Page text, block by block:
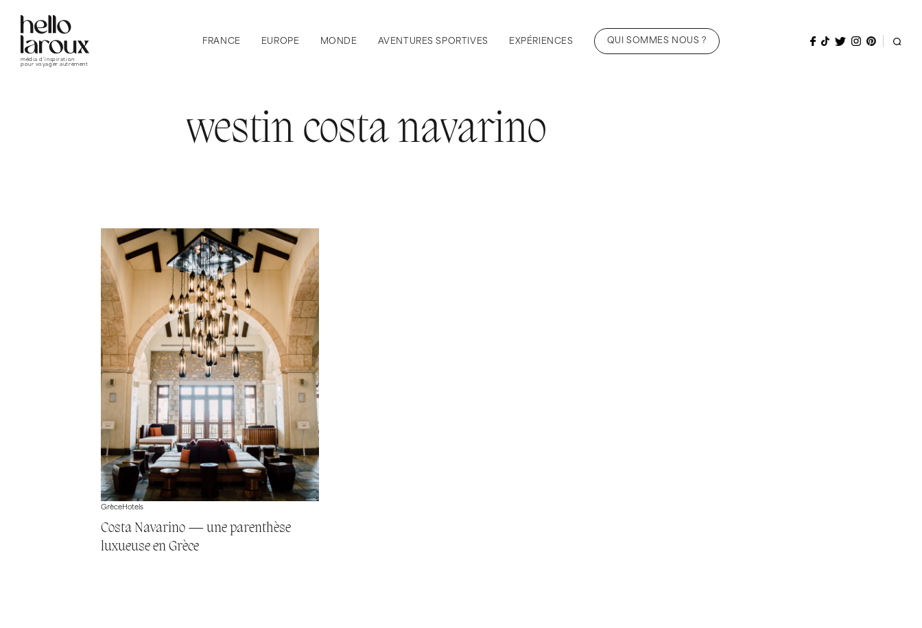
média d’inspiration
pour voyager autrement
FRANCE EUROPE MONDE AVENTURES SPORTIVES EXPÉRIENCES QUI SOMMES NOUS ?
westin costa navarino
GrèceHotels
Costa Navarino — une parenthèse
luxueuse en Grèce